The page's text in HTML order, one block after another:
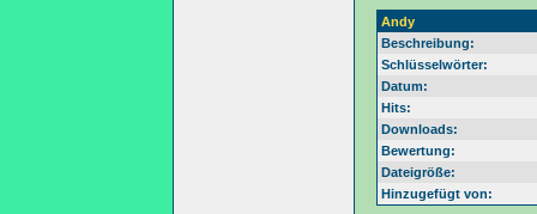
Andy
Beschreibung:
Schlüsselwörter:
Datum:
Hits:
Downloads:
Bewertung:
Dateigröße:
Hinzugefügt von: